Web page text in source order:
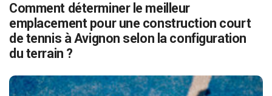
Comment déterminer le meilleur
emplacement pour une construction court
de tennis à Avignon selon la configuration
du terrain ?